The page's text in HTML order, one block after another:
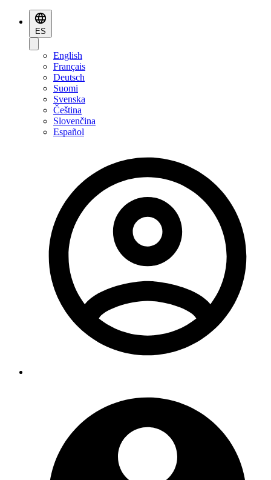
ES
English
Français
Deutsch
Suomi
Svenska
Čeština
Slovenčina
Español